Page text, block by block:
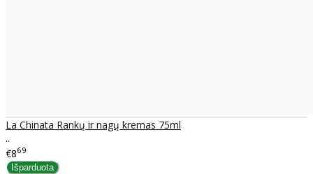
La Chinata Rankų ir nagų kremas 75ml
..
€869